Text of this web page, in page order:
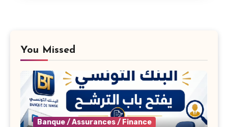
You Missed
Banque / Assurances / Finance